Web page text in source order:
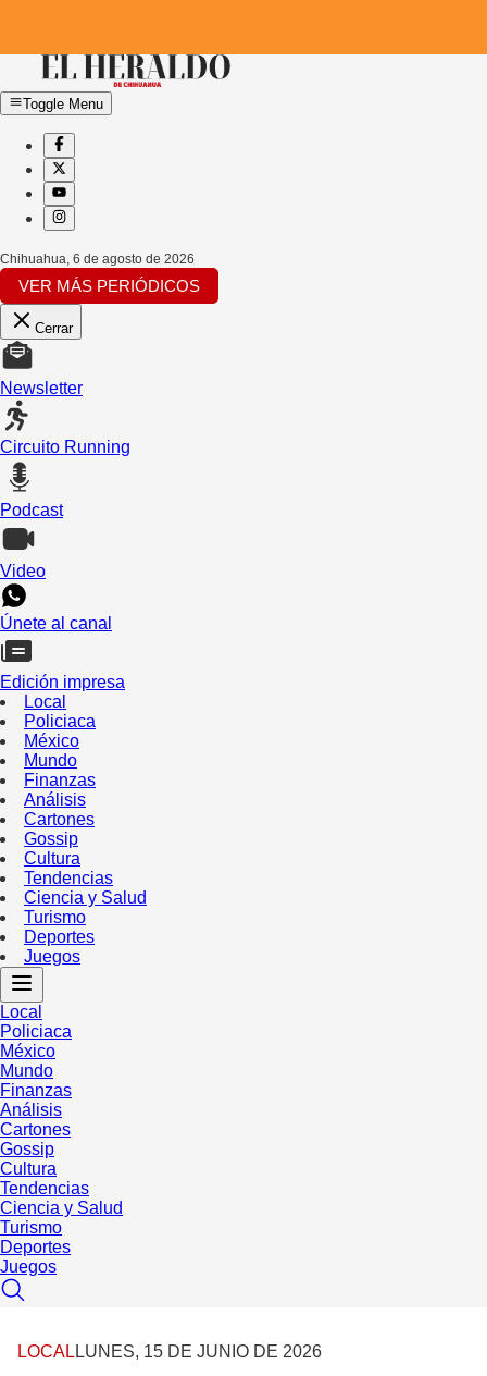
Toggle Menu
Chihuahua 6 de agosto de 2026
VER MÁS PERIÓDICOS
Cerrar
Newsletter
Circuito Running
Podcast
Video
Únete al canal
Edición impresa
Local
Policiaca
México
Mundo
Finanzas
Análisis
Cartones
Gossip
Cultura
Tendencias
Ciencia y Salud
Turismo
Deportes
Juegos
Local
Policiaca
México
Mundo
Finanzas
Análisis
Cartones
Gossip
Cultura
Tendencias
Ciencia y Salud
Turismo
Deportes
Juegos
LOCAL LUNES, 15 DE JUNIO DE 2026